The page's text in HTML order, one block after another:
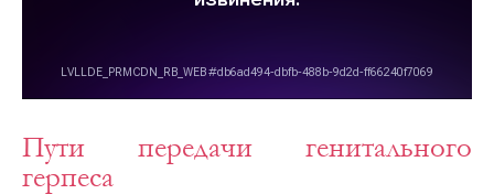
Пути передачи генитального
герпеса